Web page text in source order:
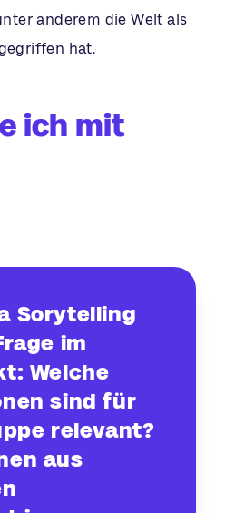
anderem die Welt als
hat.
ich mit
Sorytelling
im
Welche
sind für
relevant?
aus